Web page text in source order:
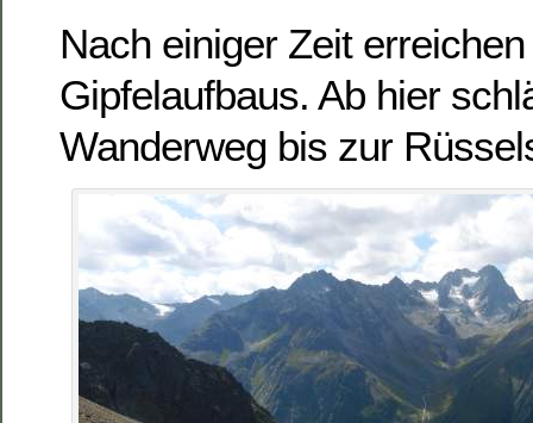
Nach einiger Zeit
Gipfelaufbaus. Ab hier
Wanderweg bis zur